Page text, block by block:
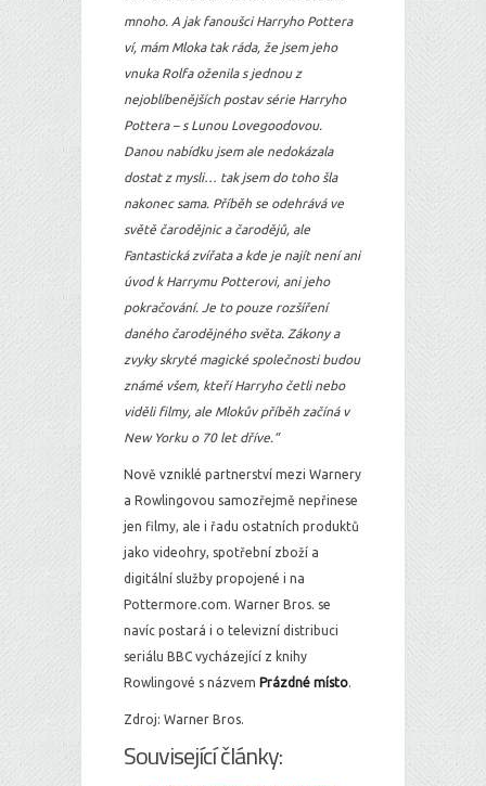
mnoho. A jak fanoušci Harryho Pottera
ví, mám Mloka tak ráda, že jsem jeho
vnuka Rolfa oženila s jednou z
nejoblíbenějších postav série Harryho
Pottera – s Lunou Lovegoodovou.
Danou nabídku jsem ale nedokázala
dostat z mysli… tak jsem do toho šla
nakonec sama. Příběh se odehrává ve
světě čarodějnic a čarodějů, ale
Fantastická zvířata a kde je najít není ani
úvod k Harrymu Potterovi, ani jeho
pokračování. Je to pouze rozšíření
daného čarodějného světa. Zákony a
zvyky skryté magické společnosti budou
známé všem, kteří Harryho četli nebo
viděli filmy, ale Mlokův příběh začíná v
New Yorku o 70 let dříve.“
Nově vzniklé partnerství mezi Warnery
a Rowlingovou samozřejmě nepřinese
jen filmy, ale i řadu ostatních produktů
jako videohry, spotřební zboží a
digitální služby propojené i na
Pottermore.com. Warner Bros. se
navíc postará i o televizní distribuci
seriálu BBC vycházející z knihy
Rowlingové s názvem Prázdné místo.
Zdroj: Warner Bros.
Související články: